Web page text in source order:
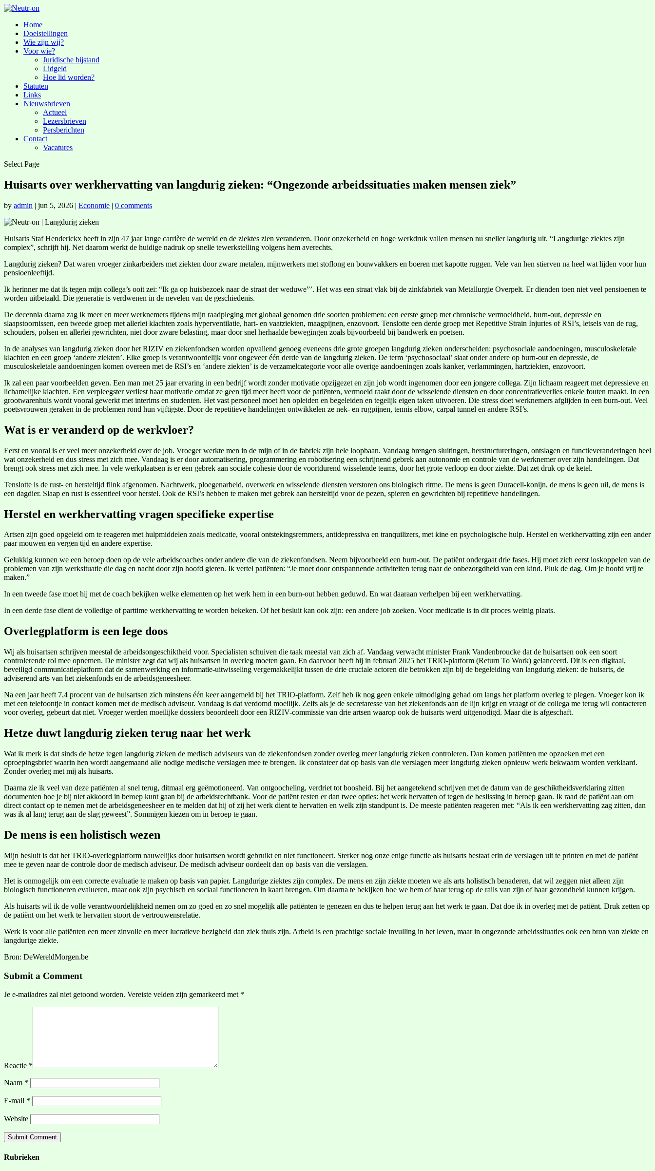
Home
Doelstellingen
Wie zijn wij?
Voor wie?
Juridische bijstand
Lidgeld
Hoe lid worden?
Statuten
Links
Nieuwsbrieven
Actueel
Lezersbrieven
Persberichten
Contact
Vacatures
Select Page
Huisarts over werkhervatting van langdurig zieken: “Ongezonde arbeidssituaties maken mensen ziek”
by admin | jun 5, 2026 | Economie | 0 comments
Huisarts Staf Henderickx heeft in zijn 47 jaar lange carrière de wereld en de ziektes zien veranderen. Door onzekerheid en hoge werkdruk vallen mensen nu sneller langdurig uit. “Langdurige ziektes zijn
complex”, schrijft hij. Net daarom werkt de huidige nadruk op snelle tewerkstelling volgens hem averechts.
Langdurig zieken? Dat waren vroeger zinkarbeiders met ziekten door zware metalen, mijnwerkers met stoflong en bouwvakkers en boeren met kapotte ruggen. Vele van hen stierven na heel wat lijden voor hun
pensioenleeftijd.
Ik herinner me dat ik tegen mijn collega’s ooit zei: “Ik ga op huisbezoek naar de straat der weduwe”’. Het was een straat vlak bij de zinkfabriek van Metallurgie Overpelt. Er dienden toen niet veel pensioenen te
worden uitbetaald. Die generatie is verdwenen in de nevelen van de geschiedenis.
De decennia daarna zag ik meer en meer werknemers tijdens mijn raadpleging met globaal genomen drie soorten problemen: een eerste groep met chronische vermoeidheid, burn-out, depressie en
slaapstoornissen, een tweede groep met allerlei klachten zoals hyperventilatie, hart- en vaatziekten, maagpijnen, enzovoort. Tenslotte een derde groep met Repetitive Strain Injuries of RSI’s, letsels van de rug,
schouders, polsen en allerlei gewrichten, niet door zware belasting, maar door snel herhaalde bewegingen zoals bijvoorbeeld bij bandwerk en poetsen.
In de analyses van langdurig zieken door het RIZIV en ziekenfondsen worden opvallend genoeg eveneens drie grote groepen langdurig zieken onderscheiden: psychosociale aandoeningen, musculoskeletale
klachten en een groep ‘andere ziekten’. Elke groep is verantwoordelijk voor ongeveer één derde van de langdurig zieken. De term ‘psychosociaal’ slaat onder andere op burn-out en depressie, de
musculoskeletale aandoeningen komen overeen met de RSI’s en ‘andere ziekten’ is de verzamelcategorie voor alle overige aandoeningen zoals kanker, verlammingen, hartziekten, enzovoort.
Ik zal een paar voorbeelden geven. Een man met 25 jaar ervaring in een bedrijf wordt zonder motivatie opzijgezet en zijn job wordt ingenomen door een jongere collega. Zijn lichaam reageert met depressieve en
lichamelijke klachten. Een verpleegster verliest haar motivatie omdat ze geen tijd meer heeft voor de patiënten, vermoeid raakt door de wisselende diensten en door concentratieverlies enkele fouten maakt. In een
grootwarenhuis wordt vooral gewerkt met interims en studenten. Het vast personeel moet hen opleiden en begeleiden en tegelijk eigen taken uitvoeren. Die stress doet werknemers afglijden in een burn-out. Veel
poetsvrouwen geraken in de problemen rond hun vijftigste. Door de repetitieve handelingen ontwikkelen ze nek- en rugpijnen, tennis elbow, carpal tunnel en andere RSI’s.
Wat is er veranderd op de werkvloer?
Eerst en vooral is er veel meer onzekerheid over de job. Vroeger werkte men in de mijn of in de fabriek zijn hele loopbaan. Vandaag brengen sluitingen, herstructureringen, ontslagen en functieveranderingen heel
wat onzekerheid en dus stress met zich mee. Vandaag is er door automatisering, programmering en robotisering een schrijnend gebrek aan autonomie en controle van de werknemer over zijn handelingen. Dat
brengt ook stress met zich mee. In vele werkplaatsen is er een gebrek aan sociale cohesie door de voortdurend wisselende teams, door het grote verloop en door ziekte. Dat zet druk op de ketel.
Tenslotte is de rust- en hersteltijd flink afgenomen. Nachtwerk, ploegenarbeid, overwerk en wisselende diensten verstoren ons biologisch ritme. De mens is geen Duracell-konijn, de mens is geen uil, de mens is
een dagdier. Slaap en rust is essentieel voor herstel. Ook de RSI’s hebben te maken met gebrek aan hersteltijd voor de pezen, spieren en gewrichten bij repetitieve handelingen.
Herstel en werkhervatting vragen specifieke expertise
Artsen zijn goed opgeleid om te reageren met hulpmiddelen zoals medicatie, vooral ontstekingsremmers, antidepressiva en tranquilizers, met kine en psychologische hulp. Herstel en werkhervatting zijn een ander
paar mouwen en vergen tijd en andere expertise.
Gelukkig kunnen we een beroep doen op de vele arbeidscoaches onder andere die van de ziekenfondsen. Neem bijvoorbeeld een burn-out. De patiënt ondergaat drie fases. Hij moet zich eerst loskoppelen van de
problemen van zijn werksituatie die dag en nacht door zijn hoofd gieren. Ik vertel patiënten: “Je moet door ontspannende activiteiten terug naar de onbezorgdheid van een kind. Pluk de dag. Om je hoofd vrij te
maken.”
In een tweede fase moet hij met de coach bekijken welke elementen op het werk hem in een burn-out hebben geduwd. En wat daaraan verhelpen bij een werkhervatting.
In een derde fase dient de volledige of parttime werkhervatting te worden bekeken. Of het besluit kan ook zijn: een andere job zoeken. Voor medicatie is in dit proces weinig plaats.
Overlegplatform is een lege doos
Wij als huisartsen schrijven meestal de arbeidsongeschiktheid voor. Specialisten schuiven die taak meestal van zich af. Vandaag verwacht minister Frank Vandenbroucke dat de huisartsen ook een soort
controlerende rol mee opnemen. De minister zegt dat wij als huisartsen in overleg moeten gaan. En daarvoor heeft hij in februari 2025 het TRIO-platform (Return To Work) gelanceerd. Dit is een digitaal,
beveiligd communicatieplatform dat de samenwerking en informatie-uitwisseling vergemakkelijkt tussen de drie cruciale actoren die betrokken zijn bij de begeleiding van langdurig zieken: de huisarts, de
adviserend arts van het ziekenfonds en de arbeidsgeneesheer.
Na een jaar heeft 7,4 procent van de huisartsen zich minstens één keer aangemeld bij het TRIO-platform. Zelf heb ik nog geen enkele uitnodiging gehad om langs het platform overleg te plegen. Vroeger kon ik
met een telefoontje in contact komen met de medisch adviseur. Vandaag is dat verdomd moeilijk. Zelfs als je de secretaresse van het ziekenfonds aan de lijn krijgt en vraagt of de collega me terug wil contacteren
voor overleg, gebeurt dat niet. Vroeger werden moeilijke dossiers beoordeelt door een RIZIV-commissie van drie artsen waarop ook de huisarts werd uitgenodigd. Maar die is afgeschaft.
Hetze duwt langdurig zieken terug naar het werk
Wat ik merk is dat sinds de hetze tegen langdurig zieken de medisch adviseurs van de ziekenfondsen zonder overleg meer langdurig zieken controleren. Dan komen patiënten me opzoeken met een
oproepingsbrief waarin hen wordt aangemaand alle nodige medische verslagen mee te brengen. Ik constateer dat op basis van die verslagen meer langdurig zieken opnieuw werk bekwaam worden verklaard.
Zonder overleg met mij als huisarts.
Daarna zie ik veel van deze patiënten al snel terug, ditmaal erg geëmotioneerd. Van ontgoocheling, verdriet tot boosheid. Bij het aangetekend schrijven met de datum van de geschiktheidsverklaring zitten
documenten hoe je bij niet akkoord in beroep kunt gaan bij de arbeidsrechtbank. Voor de patiënt resten er dan twee opties: het werk hervatten of tegen de beslissing in beroep gaan. Ik raad de patiënt aan om
direct contact op te nemen met de arbeidsgeneesheer en te melden dat hij of zij het werk dient te hervatten en welk zijn standpunt is. De meeste patiënten reageren met: “Als ik een werkhervatting zag zitten, dan
was ik al lang terug aan de slag geweest”. Sommigen kiezen om in beroep te gaan.
De mens is een holistisch wezen
Mijn besluit is dat het TRIO-overlegplatform nauwelijks door huisartsen wordt gebruikt en niet functioneert. Sterker nog onze enige functie als huisarts bestaat erin de verslagen uit te printen en met de patiënt
mee te geven naar de controle door de medisch adviseur. De medisch adviseur oordeelt dan op basis van die verslagen.
Het is onmogelijk om een correcte evaluatie te maken op basis van papier. Langdurige ziektes zijn complex. De mens en zijn ziekte moeten we als arts holistisch benaderen, dat wil zeggen niet alleen zijn
biologisch functioneren evalueren, maar ook zijn psychisch en sociaal functioneren in kaart brengen. Om daarna te bekijken hoe we hem of haar terug op de rails van zijn of haar gezondheid kunnen krijgen.
Als huisarts wil ik de volle verantwoordelijkheid nemen om zo goed en zo snel mogelijk alle patiënten te genezen en dus te helpen terug aan het werk te gaan. Dat doe ik in overleg met de patiënt. Druk zetten op
de patiënt om het werk te hervatten stoort de vertrouwensrelatie.
Werk is voor alle patiënten een meer zinvolle en meer lucratieve bezigheid dan ziek thuis zijn. Arbeid is een prachtige sociale invulling in het leven, maar in ongezonde arbeidssituaties ook een bron van ziekte en
langdurige ziekte.
Bron: DeWereldMorgen.be
Submit a Comment
Je e-mailadres zal niet getoond worden. Vereiste velden zijn gemarkeerd met *
Reactie *
Naam *
E-mail *
Website
Rubrieken